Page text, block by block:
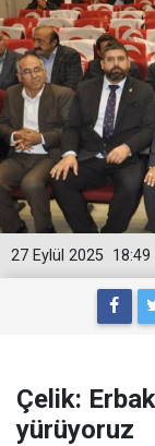
18:49
27 Eylül 2025
Çelik:
yürüyoruz